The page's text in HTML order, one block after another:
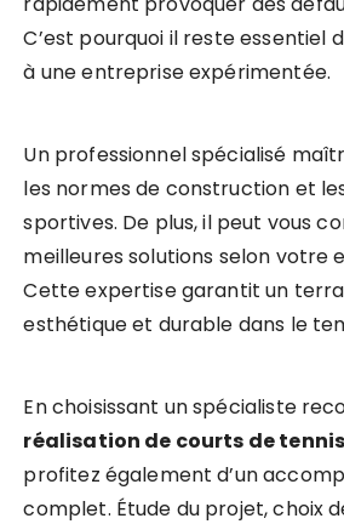
C’est pourquoi il reste essentiel
à une entreprise expérimentée.
Un professionnel spécialisé
les normes de construction et
sportives. De plus, il peut vous
meilleures solutions selon votre
Cette expertise garantit un
esthétique et durable dans le
En choisissant un spécialiste
réalisation de courts de
profitez également d’un
complet. Étude du projet, choix